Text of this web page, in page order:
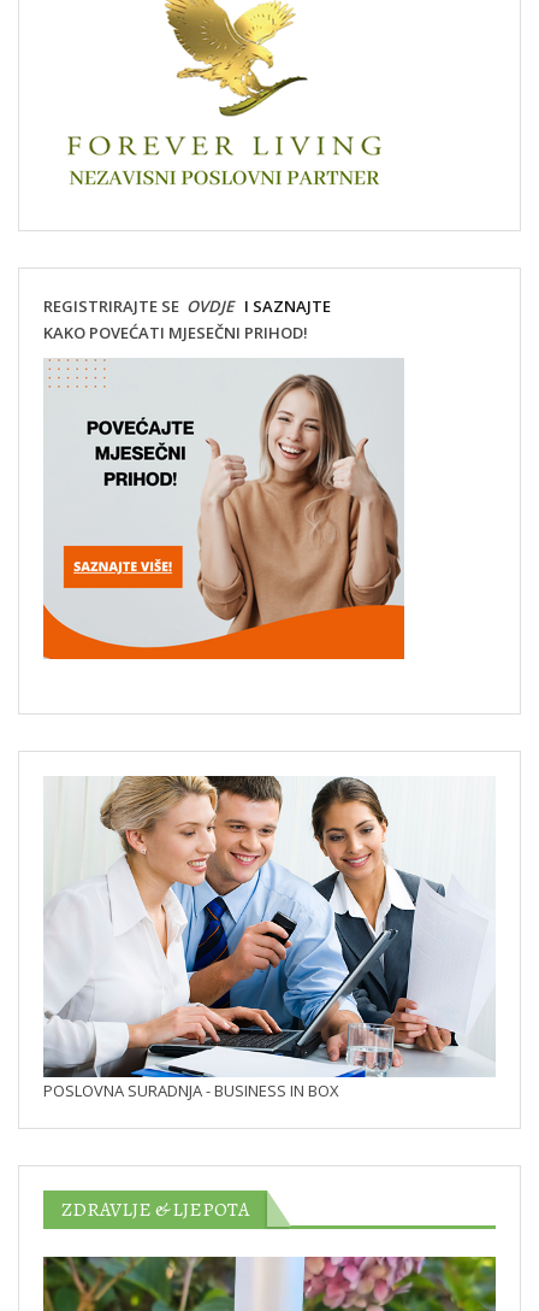
REGISTRIRAJTE SE OVDJEI SAZNAJTE
KAKO POVEĆATI MJESEČNI PRIHOD!
POSLOVNA SURADNJA - BUSINESS IN BOX
ZDRAVLJE & LJEPOTA